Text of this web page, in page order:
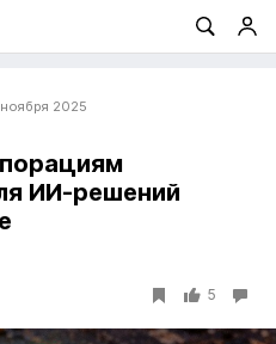
2025
ИИ-решений
5